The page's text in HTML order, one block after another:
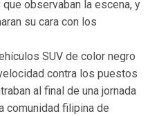
observaban la escena, y
su cara con los
SUV de color negro
contra los puestos
al final de una jornada
comunidad filipina de